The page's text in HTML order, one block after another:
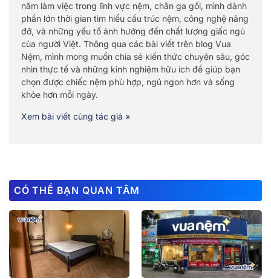
năm làm việc trong lĩnh vực nệm, chăn ga gối, mình dành
phần lớn thời gian tìm hiểu cấu trúc nệm, công nghệ nâng
đỡ, và những yếu tố ảnh hưởng đến chất lượng giấc ngủ
của người Việt. Thông qua các bài viết trên blog Vua
Nệm, mình mong muốn chia sẻ kiến thức chuyên sâu, góc
nhìn thực tế và những kinh nghiệm hữu ích để giúp bạn
chọn được chiếc nệm phù hợp, ngủ ngon hơn và sống
khỏe hơn mỗi ngày.
Xem bài viết cùng tác giả »
CÓ THỂ BẠN QUAN TÂM